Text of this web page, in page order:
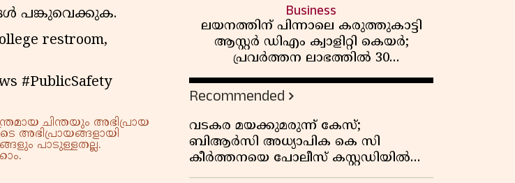
പങ്കുവെക്കുക.
restroom,
#PublicSafety
ചിന്തയും അഭിപ്രായ
അഭിപ്രായങ്ങളായി
പാടുള്ളതല്ല.
Business
ലയനത്തിന് പിന്നാലെ കരുത്തുകാട്ടി
ആസ്റ്റർ ഡിഎം ക്വാളിറ്റി കെയർ;
പ്രവർത്തന ലാഭത്തിൽ 30
ശതമാനത്തിൻ്റെ വളർച്ച,
വരുമാനത്തിലും ലാഭത്തിലും വൻ
കുതിപ്പ് രേഖപ്പെടുത്തി ആദ്യ പാദ
റിപ്പോർട്ട് പുറത്ത്
Recommended
വടകര മയക്കുമരുന്ന് കേസ്;
ബിആർസി അധ്യാപിക കെ സി
കീർത്തനയെ പോലീസ് കസ്റ്റഡിയിൽ
വിട്ടു